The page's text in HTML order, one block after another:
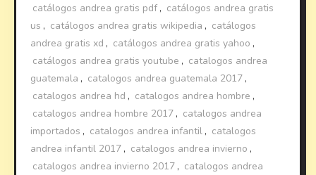
catálogos andrea gratis pdf , catálogos andrea gratis
us , catálogos andrea gratis wikipedia , catálogos
andrea gratis xd , catálogos andrea gratis yahoo ,
catálogos andrea gratis youtube , catalogos andrea
guatemala , catalogos andrea guatemala 2017 ,
catalogos andrea hd , catalogos andrea hombre ,
catalogos andrea hombre 2017 , catalogos andrea
importados , catalogos andrea infantil , catalogos
andrea infantil 2017 , catalogos andrea invierno ,
catalogos andrea invierno 2017 , catalogos andrea